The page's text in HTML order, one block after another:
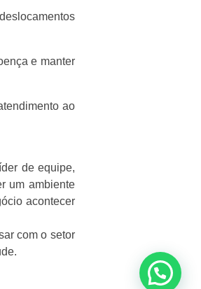
e manter
ao
de equipe,
um ambiente
acontecer
com o setor